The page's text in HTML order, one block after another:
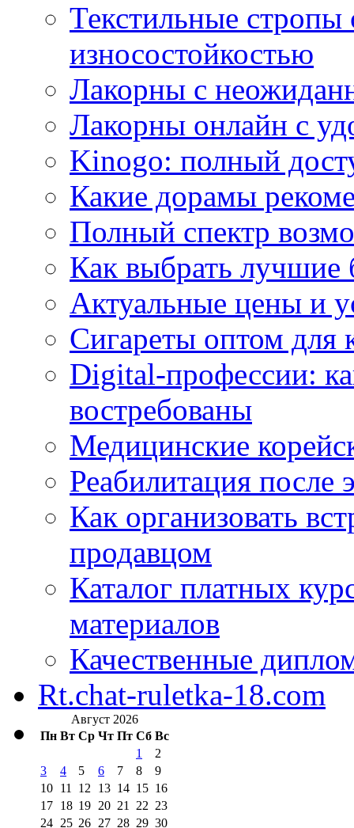
Текстильные
износостойкостью
Лакорны с
Лакорны онлайн с
Kinogo: полный
Какие дорамы
Полный спектр
Как выбрать
Актуальные цены и
Сигареты оптом для
Digital-профессии:
востребованы
Медицинские
Реабилитация после
Как организовать
продавцом
Каталог платных
материалов
Качественные
Rt.chat-ruletka-18.com
Август 2026
Пн Вт Ср Чт Пт Сб Вс
1
2
3
4 5 6 7 8
9
10 11 12 13 14 15 16
17 18 19 20 21 22 23
24 25 26 27 28 29 30